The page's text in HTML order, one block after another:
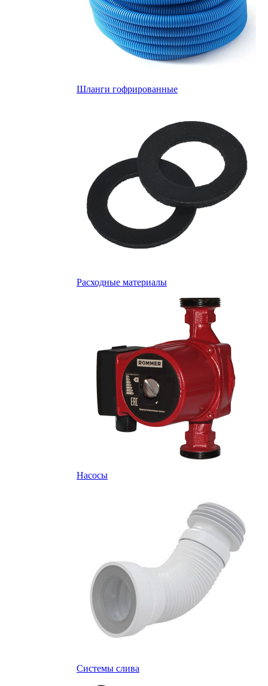
Шланги гофрированные
Расходные материалы
Насосы
Системы слива